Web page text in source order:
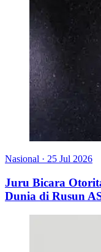
Nasional · 25 Jul 2026
Juru Bicara
Dunia di Rusun